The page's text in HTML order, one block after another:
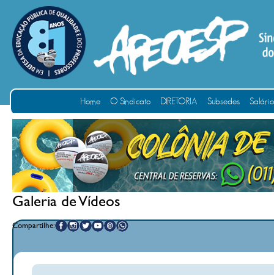
Home O Sindicato DIRETORIA Subsedes
Galeria de Vídeos
Compartilhe: